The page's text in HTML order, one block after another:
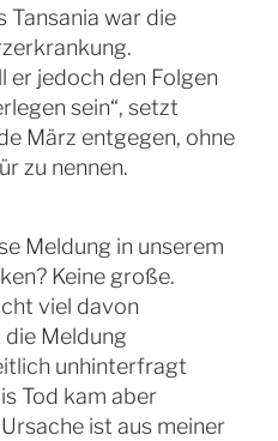
Tansania war die
er jedoch den Folgen
sein“, setzt
März entgegen, ohne
zu nennen.
Meldung in unserem
Keine große.
viel davon
Meldung
unhinterfragt
Tod kam aber
ist aus meiner